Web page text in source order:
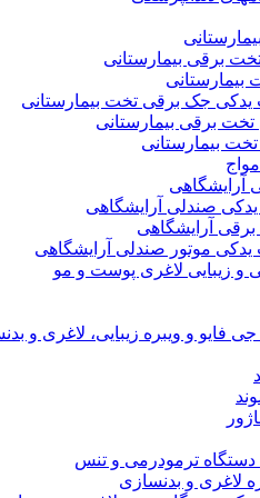
برقی بیمارستانی
جک برقی تخت بیمارستانی
برقی بیمارستانی
بیمارستانی
آرایشگاهی
صندلی آرایشگاهی
آرایشگاهی
موتور صندلی آرایشگاهی
و زیبایی لاغری پوست و مو
فایو و ویبره زیبایی، لاغری و
ترمودرمی و تنس
لاغری و بدنسازی